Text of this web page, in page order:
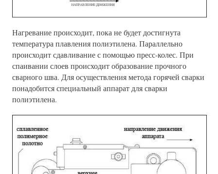
Нагревание происходит, пока не будет достигнута
температура плавления полиэтилена. Параллельно
происходит сдавливание с помощью пресс-колес. При
спаивании слоев происходит образование прочного
сварного шва. Для осуществления метода горячей сварки
понадобится специальный аппарат для сварки
полиэтилена.